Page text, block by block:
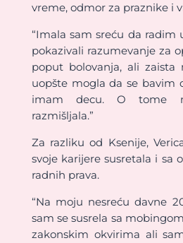
vreme, odmor za praznike i
“Imala sam sreću da radim
pokazivali razumevanje za
poput bolovanja, ali
uopšte mogla da se bavim
imam decu. O tome
razmišljala.”
Za razliku od Ksenije,
svoje karijere susretala i sa
radnih prava.
“Na moju nesreću davne
sam se susrela sa
zakonskim okvirima ali